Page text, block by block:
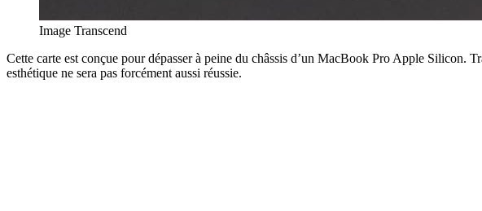
Image Transcend
Cette carte est conçue pour dépasser à peine du châssis d’un MacBook Pro Apple Silicon.
esthétique ne sera pas forcément aussi réussie.